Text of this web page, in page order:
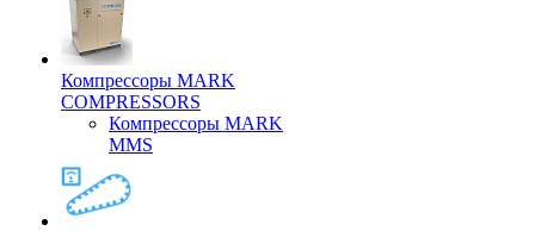
Компрессоры MARK
COMPRESSORS
Компрессоры MARK
MMS